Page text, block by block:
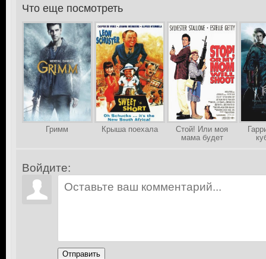
>Что еще посмотреть
Гримм Крыша поехала
Стой! Или моя
мама будет
Войдите:
Отправить